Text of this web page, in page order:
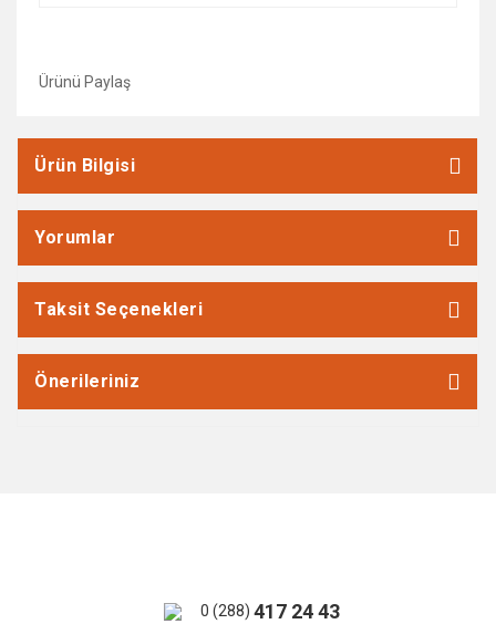
Ürünü Paylaş
Ürün Bilgisi
Yorumlar
Taksit Seçenekleri
Önerileriniz
0 (288) 417 24 43